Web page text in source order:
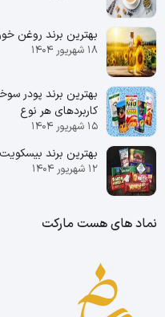
بهترین برند روغن
۱۸ شهریور ۱۴۰۴
بهترین برند پودر
کاربردهای هر نوع
۱۵ شهریور ۱۴۰۴
بهترین برند بیسکویت
۱۲ شهریور ۱۴۰۴
نماد های هست مارکت